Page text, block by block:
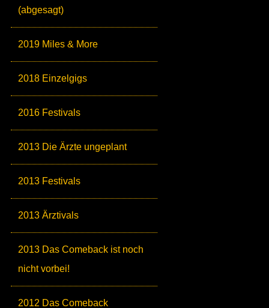
(abgesagt)
2019 Miles & More
2018 Einzelgigs
2016 Festivals
2013 Die Ärzte ungeplant
2013 Festivals
2013 Ärztivals
2013 Das Comeback ist noch
nicht vorbei!
2012 Das Comeback